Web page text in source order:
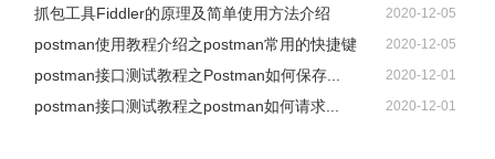
推荐指数：☆☆☆☆☆
推荐理由：每次对象搞set的时候挨个set，有了它可以一键自动
抓包工具Fiddler的原理及简单使用方法介绍 2020-12-05
postman使用教程介绍之postman常用的快捷键 2020-12-05
postman接口测试教程之Postman如何保存... 2020-12-01
postman接口测试教程之postman如何请求... 2020-12-01